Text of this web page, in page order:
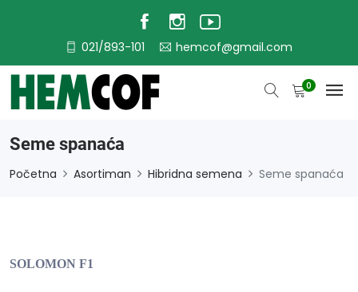
021/893-101 hemcof@gmail.com
0
Seme spanaća
Početna Asortiman Hibridna semena Seme spanaća
SOLOMON F1